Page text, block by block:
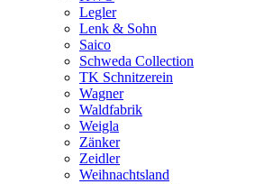
Legler
Lenk & Sohn
Saico
Schweda Collection
TK Schnitzerein
Wagner
Waldfabrik
Weigla
Zänker
Zeidler
Weihnachtsland